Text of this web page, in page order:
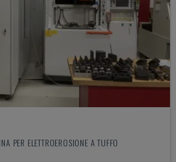
PER ELETTROEROSIONE A TUFFO